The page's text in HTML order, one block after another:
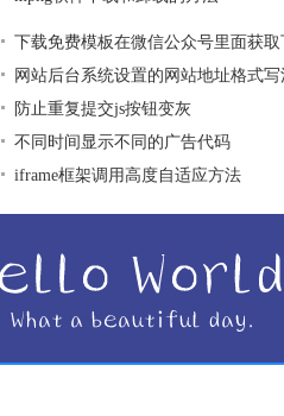
下载免费模板在微信公众号里面获
网站后台系统设置的网站地址格式写
防止重复提交js按钮变灰
不同时间显示不同的广告代码
iframe框架调用高度自适应方法